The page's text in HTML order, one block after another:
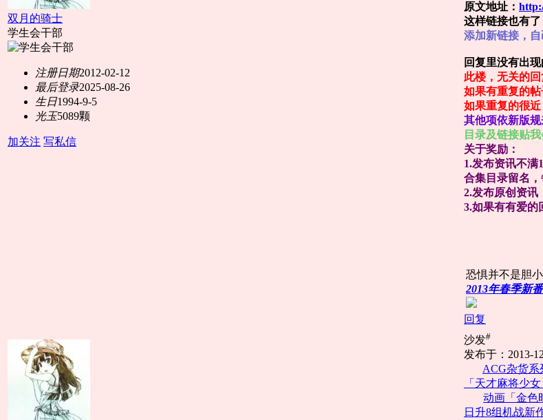
双月的骑士
学生会干部
注册日期2012-02-12
最后登录2025-08-26
生日1994-9-5
光玉5089颗
加关注 写私信
原文地址：
这样链接也有
添加新链接，
回复里没有出
此楼，无关的回
如果有重复的帖
如果重复的很
其他项依新版规
目录及链接贴
关于奖励：
1.发布资讯不满
合集目录留名
2.发布原创资
3.如果有有爱的
恐惧并不是胆
2013年春季新
回复
沙发#
发布于：2013-
ACG杂货系
「天才麻将少
动画「金色
日升8组机战新